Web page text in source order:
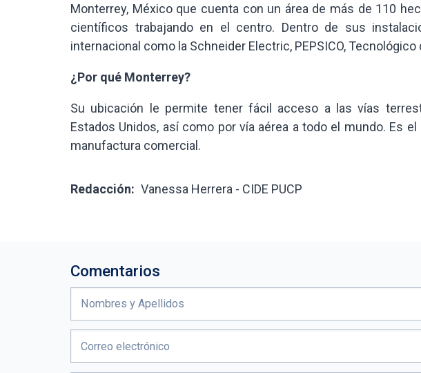
Monterrey, México que cuenta con un área de más de 110
científicos trabajando en el centro. Dentro de sus
internacional como la Schneider Electric, PEPSICO,
¿Por qué Monterrey?
Su ubicación le permite tener fácil acceso a las vías
Estados Unidos, así como por vía aérea a todo el mundo. Es
manufactura comercial.
Redacción: Vanessa Herrera - CIDE PUCP
Comentarios